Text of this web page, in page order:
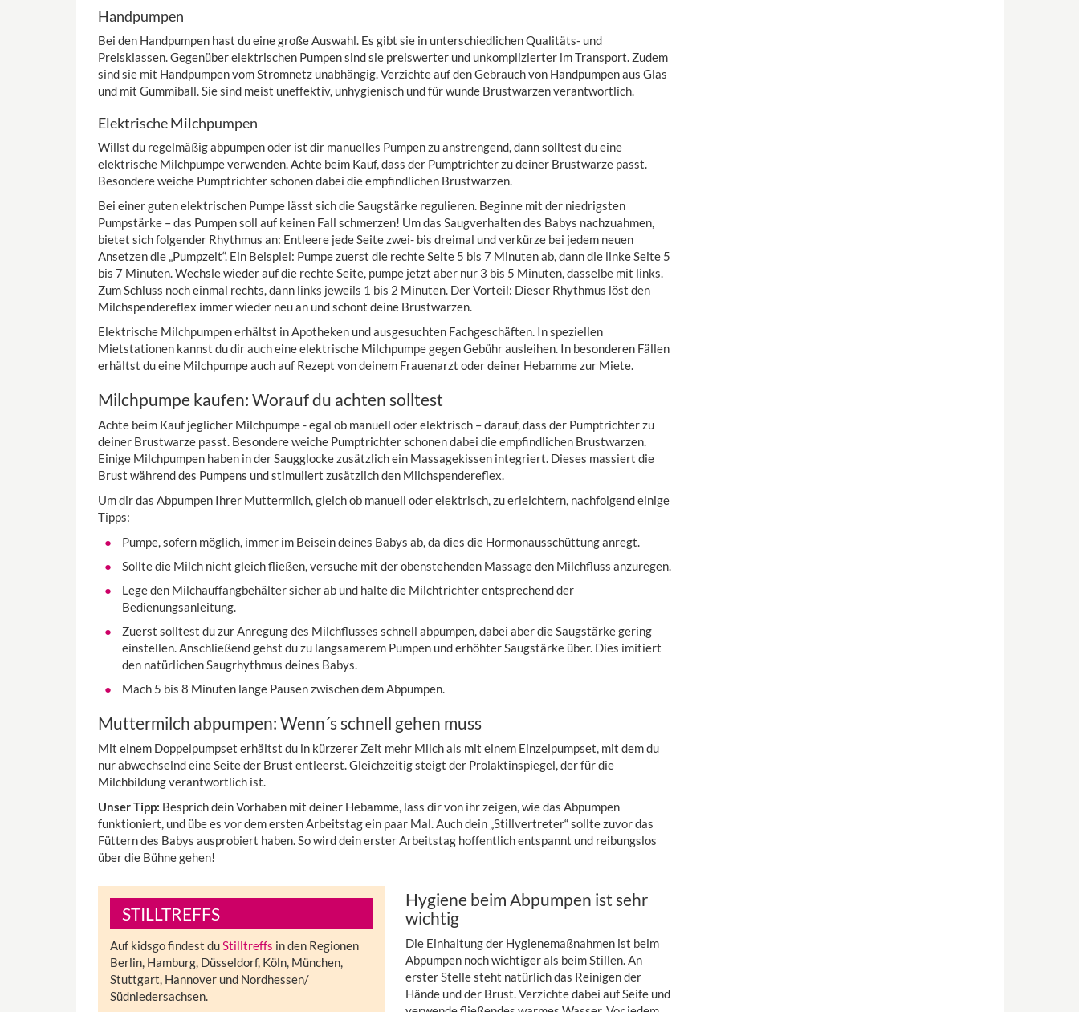
Handpumpen
Bei den Handpumpen hast du eine große Auswahl. Es gibt sie in unterschiedlichen Qualitäts- und
Preisklassen. Gegenüber elektrischen Pumpen sind sie preiswerter und unkomplizierter im Transport. Zudem
sind sie mit Handpumpen vom Stromnetz unabhängig. Verzichte auf den Gebrauch von Handpumpen aus Glas
und mit Gummiball. Sie sind meist uneffektiv, unhygienisch und für wunde Brustwarzen verantwortlich.
Elektrische Milchpumpen
Willst du regelmäßig abpumpen oder ist dir manuelles Pumpen zu anstrengend, dann solltest du eine
elektrische Milchpumpe verwenden. Achte beim Kauf, dass der Pumptrichter zu deiner Brustwarze passt.
Besondere weiche Pumptrichter schonen dabei die empfindlichen Brustwarzen.
Bei einer guten elektrischen Pumpe lässt sich die Saugstärke regulieren. Beginne mit der niedrigsten
Pumpstärke – das Pumpen soll auf keinen Fall schmerzen! Um das Saugverhalten des Babys nachzuahmen,
bietet sich folgender Rhythmus an: Entleere jede Seite zwei- bis dreimal und verkürze bei jedem neuen
Ansetzen die „Pumpzeit“. Ein Beispiel: Pumpe zuerst die rechte Seite 5 bis 7 Minuten ab, dann die linke Seite 5
bis 7 Minuten. Wechsle wieder auf die rechte Seite, pumpe jetzt aber nur 3 bis 5 Minuten, dasselbe mit links.
Zum Schluss noch einmal rechts, dann links jeweils 1 bis 2 Minuten. Der Vorteil: Dieser Rhythmus löst den
Milchspendereflex immer wieder neu an und schont deine Brustwarzen.
Elektrische Milchpumpen erhältst in Apotheken und ausgesuchten Fachgeschäften. In speziellen
Mietstationen kannst du dir auch eine elektrische Milchpumpe gegen Gebühr ausleihen. In besonderen Fällen
erhältst du eine Milchpumpe auch auf Rezept von deinem Frauenarzt oder deiner Hebamme zur Miete.
Milchpumpe kaufen: Worauf du achten solltest
Achte beim Kauf jeglicher Milchpumpe - egal ob manuell oder elektrisch – darauf, dass der Pumptrichter zu
deiner Brustwarze passt. Besondere weiche Pumptrichter schonen dabei die empfindlichen Brustwarzen.
Einige Milchpumpen haben in der Saugglocke zusätzlich ein Massagekissen integriert. Dieses massiert die
Brust während des Pumpens und stimuliert zusätzlich den Milchspendereflex.
Um dir das Abpumpen Ihrer Muttermilch, gleich ob manuell oder elektrisch, zu erleichtern, nachfolgend einige
Tipps:
Pumpe, sofern möglich, immer im Beisein deines Babys ab, da dies die Hormonausschüttung anregt.
Sollte die Milch nicht gleich fließen, versuche mit der obenstehenden Massage den Milchfluss anzuregen.
Lege den Milchauffangbehälter sicher ab und halte die Milchtrichter entsprechend der
Bedienungsanleitung.
Zuerst solltest du zur Anregung des Milchflusses schnell abpumpen, dabei aber die Saugstärke gering
einstellen. Anschließend gehst du zu langsamerem Pumpen und erhöhter Saugstärke über. Dies imitiert
den natürlichen Saugrhythmus deines Babys.
Mach 5 bis 8 Minuten lange Pausen zwischen dem Abpumpen.
Muttermilch abpumpen: Wenn´s schnell gehen muss
Mit einem Doppelpumpset erhältst du in kürzerer Zeit mehr Milch als mit einem Einzelpumpset, mit dem du
nur abwechselnd eine Seite der Brust entleerst. Gleichzeitig steigt der Prolaktinspiegel, der für die
Milchbildung verantwortlich ist.
Unser Tipp: Besprich dein Vorhaben mit deiner Hebamme, lass dir von ihr zeigen, wie das Abpumpen
funktioniert, und übe es vor dem ersten Arbeitstag ein paar Mal. Auch dein „Stillvertreter“ sollte zuvor das
Füttern des Babys ausprobiert haben. So wird dein erster Arbeitstag hoffentlich entspannt und reibungslos
über die Bühne gehen!
STILLTREFFS
Auf kidsgo findest duStilltreffs in den Regionen
Berlin, Hamburg, Düsseldorf, Köln, München,
Stuttgart, Hannover und Nordhessen/
Südniedersachsen.
Hygiene beim Abpumpen ist sehr
wichtig
Die Einhaltung der Hygienemaßnahmen ist beim
Abpumpen noch wichtiger als beim Stillen. An
erster Stelle steht natürlich das Reinigen der
Hände und der Brust. Verzichte dabei auf Seife und